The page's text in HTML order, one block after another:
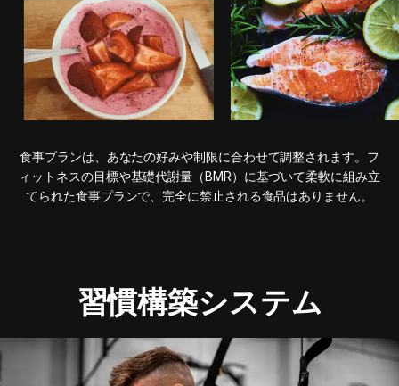
食事プランは、あなたの好みや制限に合わせて調整されます。フ
ィットネスの目標や基礎代謝量（BMR）に基づいて柔軟に組み立
てられた食事プランで、完全に禁止される食品はありません。
習慣構築システム